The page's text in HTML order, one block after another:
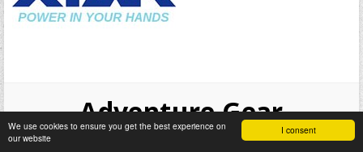
I consent
We use cookies to ensure you get the best experience on
our website
Adventure Gear